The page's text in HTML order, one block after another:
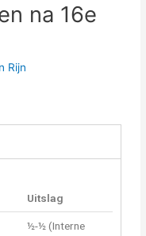
na 16e
Rijn
Uitslag
½-½ (Interne